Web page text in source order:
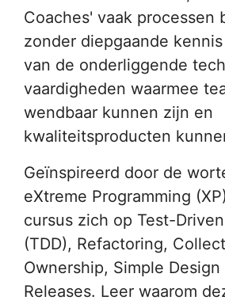
Coaches' vaak processen
zonder diepgaande
van de onderliggende
vaardigheden waarmee
wendbaar kunnen zijn en
kwaliteitsproducten
Geïnspireerd door de
eXtreme Programming
cursus zich op Test-
(TDD), Refactoring,
Ownership, Simple Design
Releases. Leer waarom